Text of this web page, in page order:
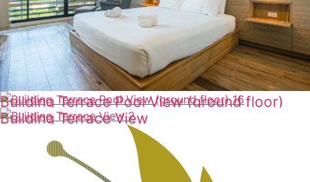
Building Terrace Pool View (ground floor)
ดูเพิ่มเติม
Building Terrace View